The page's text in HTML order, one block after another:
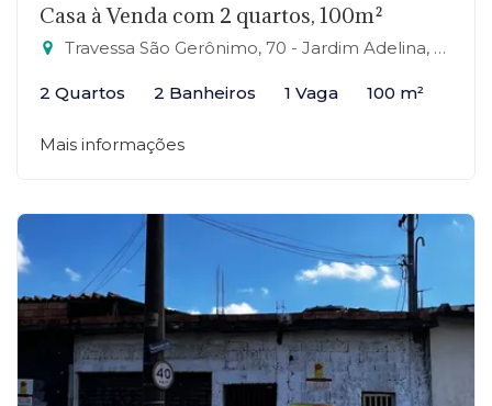
Casa à Venda com 2 quartos, 100m²
Travessa São Gerônimo, 70 - Jardim Adelina, Mauá-SP
2 Quartos 2 Banheiros 1 Vaga 100 m²
Mais informações